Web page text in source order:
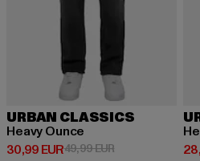
URBAN CLASSICS
Heavy Ounce
30,99 EUR
Derzeitiger Preis: 30,99 EUR
49,99 EURAktionspreis: